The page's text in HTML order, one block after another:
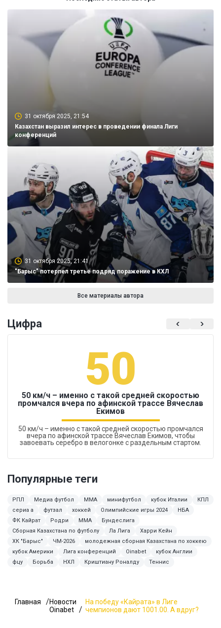
31 октября 2025, 21:54
Казахстан выразил интерес в проведении финала Лиги
конференций
31 октября 2025, 21:41
"Барыс" потерпел третье подряд поражение в КХЛ
Все материалы автора
Цифра
50
50 км/ч – именно с такой средней скоростью
промчался вчера по афинской трассе Вячеслав
Екимов
50 км/ч – именно с такой средней скоростью промчался
вчера по афинской трассе Вячеслав Екимов, чтобы
завоевать серебро в велогонке с раздельным стартом.
Популярные теги
РПЛ Медиа футбол MMA минифутбол кубок Италии
КПЛ
сериа а
футзал хоккей Олимпийские игры 2024
НБА
ФК Кайрат
Родри ММА
Бундеслига
Сборная Казахстана по футболу
Ла Лига
Харри Кейн
ХК "Барыс"
ЧМ-2026
молодежная сборная Казахстана по хоккею
кубок Америки
Лига конференций Oinabet
кубок Англии
фцу
Борьба НХЛ Криштиану Роналду Теннис
Главная
Новости
Oinabet
На победу «Кайрата» в Лиге
чемпионов дают 1001.00. А вдруг?